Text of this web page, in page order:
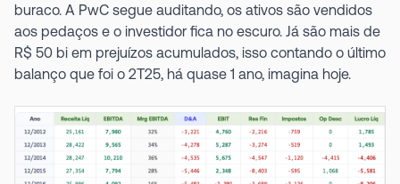
buraco. A PwC segue auditando, os ativos são vendidos
aos pedaços e o investidor fica no escuro. Já são mais de
R$ 50 bi em prejuízos acumulados, isso contando o último
balanço que foi o 2T25, há quase 1 ano, imagina hoje.